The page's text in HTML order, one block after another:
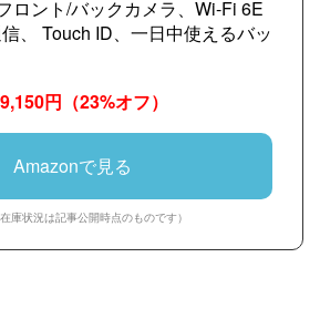
ロント/バックカメラ、Wi-Fi 6E
、 Touch ID、一日中使えるバッ
円 （23%オフ）
Amazonで見る
在庫状況は記事公開時点のものです）